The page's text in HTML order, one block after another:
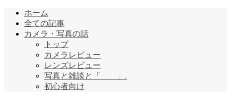
ホーム
全ての記事
カメラ・写真の話
トップ
カメラレビュー
レンズレビュー
写真と雑談と「 」.
初心者向け